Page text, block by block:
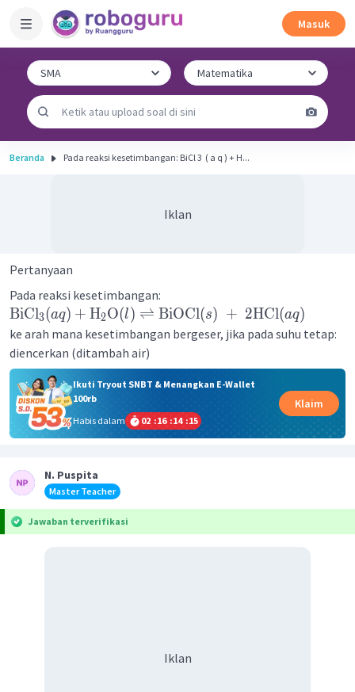
Masuk
Beranda Pada reaksi kesetimbangan: BiCl 3 ​ ( a q ) + H...
Iklan
Pertanyaan
Pada reaksi kesetimbangan:
BiCl3(aq) + H2O(l ) ⇌ BiOCl(s) + 2HCl(aq)
ke arah mana kesetimbangan bergeser, jika pada suhu tetap:
diencerkan (ditambah air)
Ikuti Tryout SNBT & Menangkan E-Wallet
100rb
Habis dalam
02 :16 :14 :14
Klaim
N. Puspita
Master Teacher
Jawaban terverifikasi
Iklan